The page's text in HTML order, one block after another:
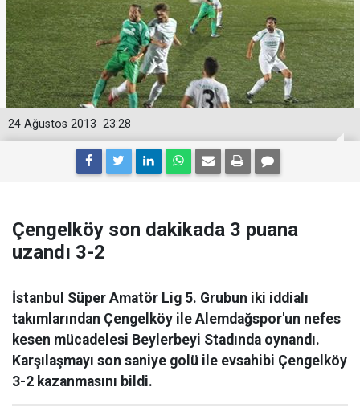
23:28
24 Ağustos 2013
Çengelköy son dakikada 3 puana
uzandı 3-2
İstanbul Süper Amatör Lig 5. Grubun iki iddialı
takımlarından Çengelköy ile Alemdağspor'un nefes
kesen mücadelesi Beylerbeyi Stadında oynandı.
Karşılaşmayı son saniye golü ile evsahibi Çengelköy
3-2 kazanmasını bildi.